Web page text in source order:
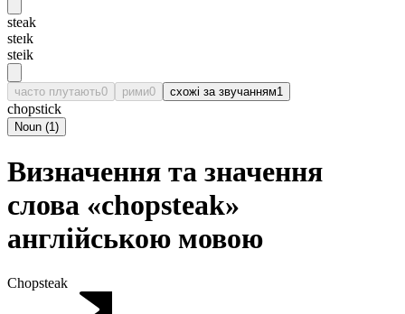
steak
steɪk
steik
часто плутають0 рими0 схожі за звучанням1
chopstick
Noun (1)
Визначення та значення
слова «chopsteak»
англійською мовою
Chopsteak